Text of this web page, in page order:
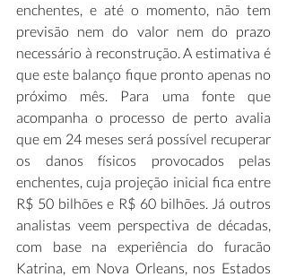
enchentes, e até o momento, não tem
previsão nem do valor nem do prazo
necessário à reconstrução. A estimativa é
que este balanço fique pronto apenas no
próximo mês. Para uma fonte que
acompanha o processo de perto avalia
que em 24 meses será possível recuperar
os danos físicos provocados pelas
enchentes, cuja projeção inicial fica entre
R$ 50 bilhões e R$ 60 bilhões. Já outros
analistas veem perspectiva de décadas,
com base na experiência do furacão
Katrina, em Nova Orleans, nos Estados